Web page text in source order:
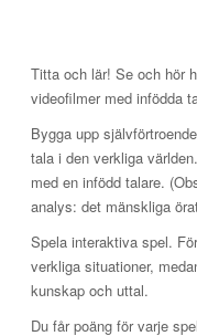
Titta och lär! Se och hör
videofilmer med infödda
Bygga upp
tala i den verkliga
med en infödd talare.
analys: det mänskliga
Spela interaktiva spel.
verkliga situationer,
kunskap och uttal.
Du får poäng för varje